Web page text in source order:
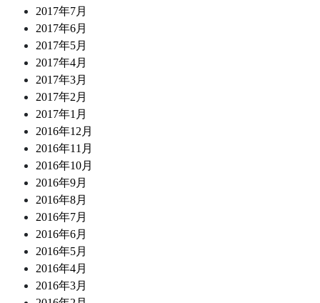
2017年7月
2017年6月
2017年5月
2017年4月
2017年3月
2017年2月
2017年1月
2016年12月
2016年11月
2016年10月
2016年9月
2016年8月
2016年7月
2016年6月
2016年5月
2016年4月
2016年3月